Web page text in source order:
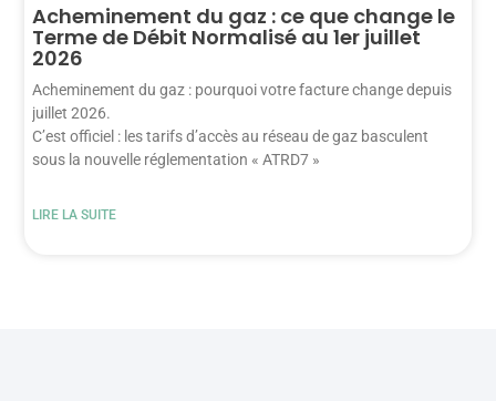
Acheminement du gaz : ce que change le
Terme de Débit Normalisé au 1er juillet
2026
Acheminement du gaz : pourquoi votre facture change depuis
juillet 2026.
C’est officiel : les tarifs d’accès au réseau de gaz basculent
sous la nouvelle réglementation « ATRD7 »
LIRE LA SUITE